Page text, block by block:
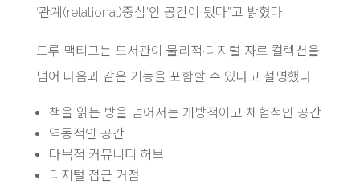
‘관계(relational)중심’인 공간이 됐다”고 밝혔다.
드루 맥티그는 도서관이 물리적·디지털 자료 컬렉션을
넘어 다음과 같은 기능을 포함할 수 있다고 설명했다.
책을 읽는 방을 넘어서는 개방적이고 체험적인 공간
역동적인 공간
다목적 커뮤니티 허브
디지털 접근 거점